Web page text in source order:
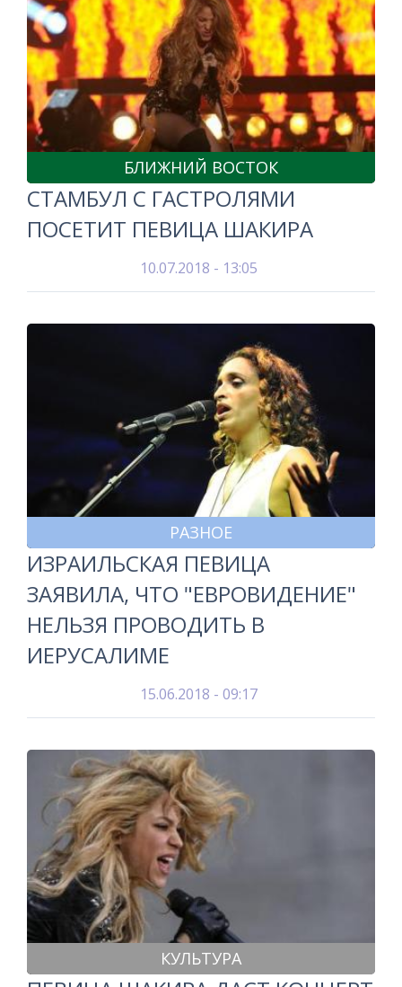
БЛИЖНИЙ ВОСТОК
СТАМБУЛ С ГАСТРОЛЯМИ
ПОСЕТИТ ПЕВИЦА ШАКИРА
10.07.2018 - 13:05
РАЗНОЕ
ИЗРАИЛЬСКАЯ ПЕВИЦА
ЗАЯВИЛА, ЧТО "ЕВРОВИДЕНИЕ"
НЕЛЬЗЯ ПРОВОДИТЬ В
ИЕРУСАЛИМЕ
15.06.2018 - 09:17
КУЛЬТУРА